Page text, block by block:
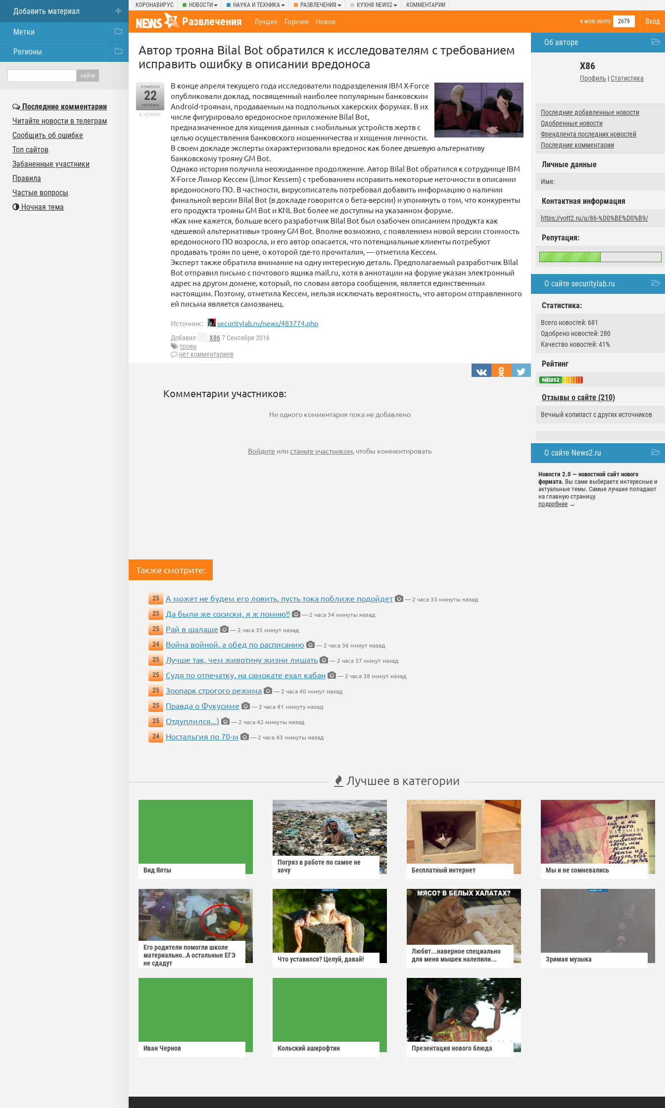
КОРОНАВИРУС НОВОСТИ НАУКА И ТЕХНИКА РАЗВЛЕЧЕНИЯ КУХНЯ NEWS2 КОММЕНТАРИИ
Вход
Развлечения в мою ленту 2679
Лучшее Горячее Новое
Об авторе
X86
Профиль | Статистика
Последние добавленные новости
Одобренные новости
Френдлента последних новостей
Последние комментарии
Личные данные
Имя:
Контактная информация
https://vott2.ru/u/86-%D0%BE%D0%B9/
Репутация:
О сайте securitylab.ru
Статистика:
Всего новостей: 681
Одобрено новостей: 280
Качество новостей: 41%
Рейтинг
Отзывы о сайте (210)
Вечный копипаст с других источников
О сайте News2.ru
Новости 2.0 — новостной сайт нового
формата. Вы сами выбираете интересные и
актуальные темы. Самые лучшие попадают
на главную страницу.
подробнее →
Автор трояна Bilal Bot обратился к исследователям с требованием
исправить ошибку в описании вредоноса
отметили
22
человека
в архиве
В конце апреля текущего года исследователи подразделения IBM X-Force
опубликовали доклад, посвященный наиболее популярным банковским
Android-троянам, продаваемым на подпольных хакерских форумах. В их
числе фигурировало вредоносное приложение Bilal Bot,
предназначенное для хищения данных с мобильных устройств жертв с
целью осуществления банковского мошенничества и хищения личности.
В своем докладе эксперты охарактеризовали вредонос как более дешевую альтернативу
банковскому трояну GM Bot.
Однако история получила неожиданное продолжение. Автор Bilal Bot обратился к сотруднице IBM
X-Force Лимор Кессем (Limor Kessem) с требованием исправить некоторые неточности в описании
вредоносного ПО. В частности, вирусописатель потребовал добавить информацию о наличии
финальной версии Bilal Bot (в докладе говорится о бета-версии) и упомянуть о том, что конкуренты
его продукта трояны GM Bot и KNL Bot более не доступны на указанном форуме.
«Как мне кажется, больше всего разработчик Bilal Bot был озабочен описанием продукта как
«дешевой альтернативы» трояну GM Bot. Вполне возможно, с появлением новой версии стоимость
вредоносного ПО возросла, и его автор опасается, что потенциальные клиенты потребуют
продавать троян по цене, о которой где-то прочитали», — отметила Кессем.
Эксперт также обратила внимание на одну интересную деталь. Предполагаемый разработчик Bilal
Bot отправил письмо с почтового ящика mail.ru, хотя в аннотации на форуме указан электронный
адрес на другом домене, который, по словам автора сообщения, является единственным
настоящим. Поэтому, отметила Кессем, нельзя исключать вероятность, что автором отправленного
ей письма является самозванец.
Источник: securitylab.ru/news/483774.php
Добавил X867 Сентября 2016
троян
нет комментариев
Комментарии участников:
Ни одного комментария пока не добавлено
Войдите илистаньте участником, чтобы комментировать
Также смотрите:
25 А может не будем его ловить, пусть тока поближе подойдет
— 2 часа 33 минуты назад
25
Да были же сосиски, я ж помню!!
— 2 часа 34 минуты назад
25
Рай в шалаше
— 2 часа 35 минут назад
24
Война войной, а обед по расписанию
— 2 часа 36 минут назад
25
Лучше так, чем животину жизни лишать
— 2 часа 37 минут назад
25
Судя по отпечатку, на самокате ехал кабан
— 2 часа 38 минут назад
25
Зоопарк строгого режима
— 2 часа 40 минут назад
25
Правда о Фукусиме
— 2 часа 41 минуту назад
25
Отдуплился...)
— 2 часа 42 минуты назад
24
Ностальгия по 70-м — 2 часа 43 минуты назад
Лучшее в категории
Вид Ялты
Погряз в работе по самое не
хочу
Бесплатный интернет Мы и не сомневались
Его родители помогли школе
материально..А остальные ЕГЭ
не сдадут
Что уставился? Целуй, давай!
Любят...наверное специально
для меня мышек налепили...
Зримая музыка
Иван Чернов Кольский ашкрофтин Презентация нового блюда
Добавить материал
Метки
Регионы
Последние комментарии
Читайте новости в телеграм
Сообщить об ошибке
Топ сайтов
Забаненные участники
Правила
Частые вопросы
Ночная тема